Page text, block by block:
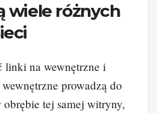
wiele różnych
na wewnętrzne i
prowadzą do
tej samej witryny,